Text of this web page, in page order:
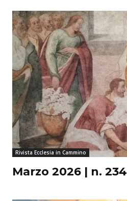
Rivista Ecclesia in Cammino
Marzo 2026 | n. 234